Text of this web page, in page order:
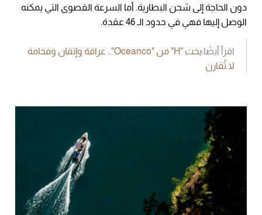
دون الحاجة إلى شحن البطارية. أما السرعة القصوى التي يمكنه
الوصل إليها فهي في حدود الـ 46 عقدة.
اقرأ أيضًا:
يخت "H" من "Oceanco".. عراقة وإتقان وفخامة
لا تُقارن